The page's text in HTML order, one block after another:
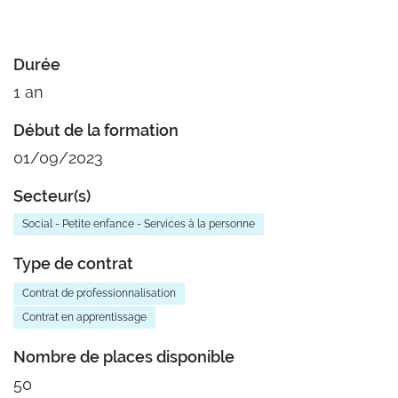
Durée
1 an
Début de la formation
01/09/2023
Secteur(s)
Social - Petite enfance - Services à la personne
Type de contrat
Contrat de professionnalisation
Contrat en apprentissage
Nombre de places disponible
50